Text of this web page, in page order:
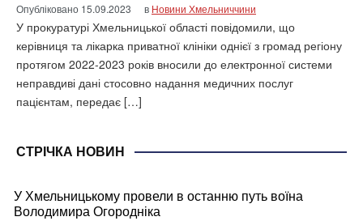
Опубліковано 15.09.2023 в Новини Хмельниччини
У прокуратурі Хмельницької області повідомили, що
керівниця та лікарка приватної клініки однієї з громад регіону
протягом 2022-2023 років вносили до електронної системи
неправдиві дані стосовно надання медичних послуг
пацієнтам, передає […]
СТРІЧКА НОВИН
У Хмельницькому провели в останню путь воїна
Володимира Огородніка